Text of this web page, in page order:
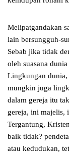
Melipatgandakan
lain bersungguh-
Sebab jika tidak
oleh suasana
Lingkungan
mungkin juga
dalam gereja itu
gereja, ini majelis,
Tergantung,
baik tidak?
atau kedudukan,